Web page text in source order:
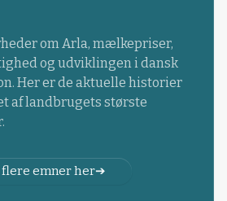
om Arla, mælkepriser,
og udviklingen i dansk
Her er de aktuelle historier
af landbrugets største
flere emner her